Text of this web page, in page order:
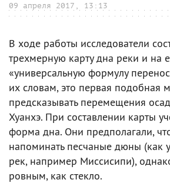
09 апреля 2017, 13:13
В ходе работы исследователи
трехмерную карту дна реки и на
«универсальную формулу
их словам, это первая подобная
предсказывать перемещения
Хуанхэ. При составлении карты
форма дна. Они предполагали,
напоминать песчаные дюны (как
рек, например Миссисипи),
ровным, как стекло.